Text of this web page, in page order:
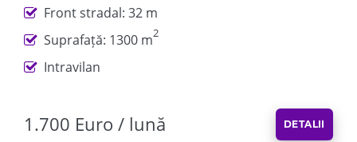
Front stradal: 32 m
Suprafață: 1300 m2
Intravilan
1.700 Euro / lună DETALII